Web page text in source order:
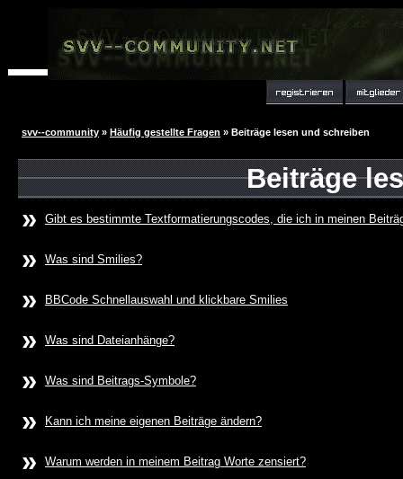
svv--community » Häufig gestellte Fragen » Beiträge lesen und schreiben
Beiträge
»
Gibt es bestimmte Textformatierungscodes, die ich in meinen
» Was sind Smilies?
» BBCode Schnellauswahl und klickbare Smilies
» Was sind Dateianhänge?
» Was sind Beitrags-Symbole?
» Kann ich meine eigenen Beiträge ändern?
» Warum werden in meinem Beitrag Worte zensiert?